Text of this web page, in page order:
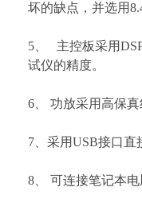
坏的缺点，并选用
5、 主控板采用
试仪的精度。
6、 功放采用高保
7、采用USB接口
8、 可连接笔记本